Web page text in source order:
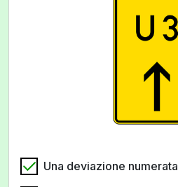
Una deviazione numerata